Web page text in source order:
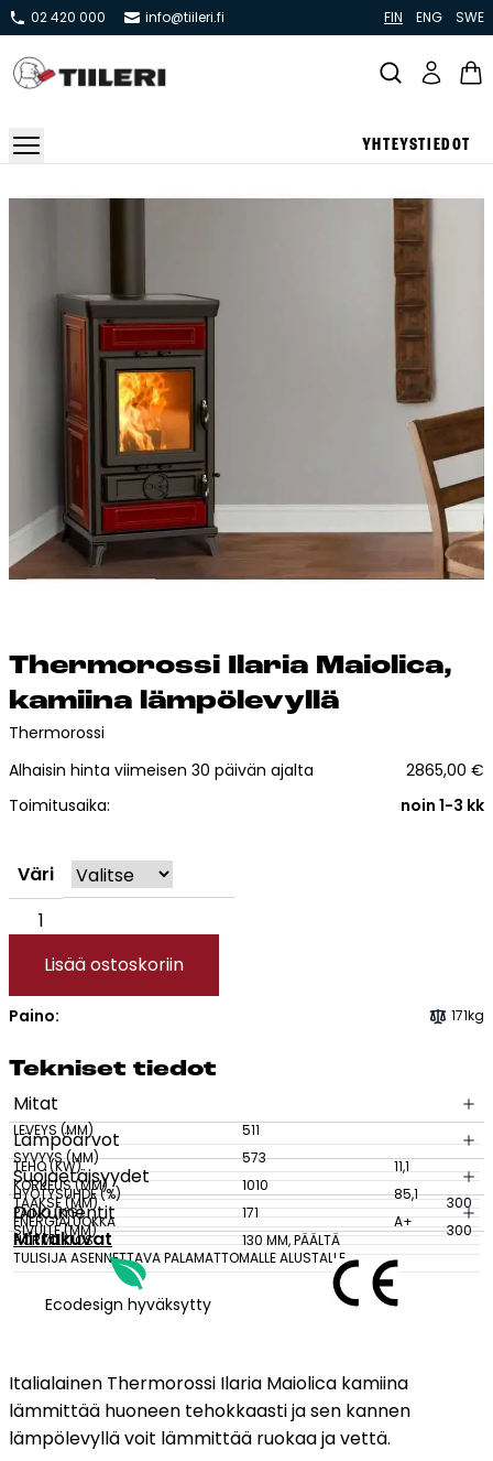
02 420 000 info@tiileri.fi FIN ENG SWE
YHTEYSTIEDOT
Leivin -ja lämpiöuunit
Kiertoilmatakat ja kamiinat
Grillit ja pihakeittiöt
Kiukaat
Hormit
Esitteet, hinnastot ja ohjeet
Tiileri lasku
Kotikäynti
Julkisivutiilet
Tiililaatat
Tiilimuurauskannakejärjestelmät
Kohdegalleria
Tiilityökalu
Verkkokauppa
Tulisijatarvikkeet
Kamiinat ja kevyet tulisijat
Grillit ja pihakeittiöt
Tiilet
Laastit
Kiukaat ja kiuaskivet
Outlet
Käyttöehdot
Peruuta verkkokauppatilauksesi
Ther­mo­ros­si Ila­ria Maio­li­ca,
ka­mii­na läm­pö­le­vyl­lä
Thermorossi
Alhaisin hinta viimeisen 30 päivän ajalta
2865,00 €
Toimitusaika:
noin 1-3 kk
Väri
Thermorossi
Maiolica,
kamiina
lämpölevyllä
Lisää ostoskoriin
Paino: 171kg
Tek­ni­set tie­dot
Mitat
LEVEYS (MM)
511
SYVYYS (MM)
573
KORKEUS (MM)
1010
PAINO (KG)
171
HORMILIITOS
130 MM, PÄÄLTÄ
Lämpöarvot
TEHO (KW)
11,1
HYÖTYSUHDE (%)
85,1
ENERGIALUOKKA
A+
Suojaetäisyydet
TAAKSE (MM)
300
SIVULLE (MM)
300
TULISIJA ASENNETTAVA PALAMATTOMALLE ALUSTALLE.
Dokumentit
Mittakuvat
Ecodesign hyväksytty
Italialainen Thermorossi Ilaria Maiolica kamiina
lämmittää huoneen tehokkaasti ja sen kannen
lämpölevyllä voit lämmittää ruokaa ja vettä.